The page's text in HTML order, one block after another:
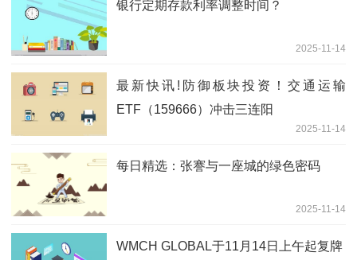
银行定期存款利率调整时间？
2025-11-14
最新快讯!防御板块投资！交通运输
ETF（159666）冲击三连阳
2025-11-14
每日精选：张謇与一座城的绿色密码
2025-11-14
WMCH GLOBAL于11月14日上午起复牌